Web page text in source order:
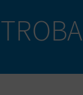
TROBA